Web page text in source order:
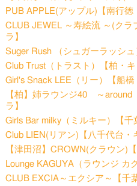
PUB APPLE(アップル)【南行徳
CLUB JEWEL ～寿絵流 ～(ク
ラ】
Suger Rush （シュガーラッシ
Club Trust（トラスト）【柏・キ
Girl's Snack LEE（リー）【船橋
【柏】姉ラウンジ40 ～
ラ】
Girls Bar milky（ミルキー）【千
Club LIEN(リアン)【八千代台・
【津田沼】CROWN(クラウン)
Lounge KAGUYA（ラウンジ カ
CLUB EXCIA～エクシア～【千